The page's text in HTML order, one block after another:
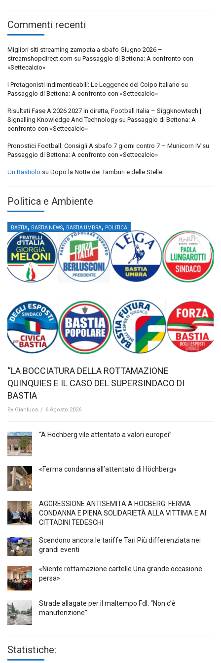
Commenti recenti
Migliori siti streaming zampata a sbafo Giugno 2026 –
streamshopdirect.com su Passaggio di Bettona: A confronto con
«Settecalcio»
I Protagonisti Indimenticabili: Le Leggende del Colpo Italiano su
Passaggio di Bettona: A confronto con «Settecalcio»
Risultati Fase A 2026 2027 in diretta, Football Italia – Siggknowtech |
Signalling Knowledge And Technology su Passaggio di Bettona: A
confronto con «Settecalcio»
Pronostici Football: Consigli A sbafo 7 giorni contro 7 – Municorn IV su
Passaggio di Bettona: A confronto con «Settecalcio»
Un Bastiolo su Dopo la Notte dei Tamburi e delle Stelle
Politica e Ambiente
BASTIA, BASTIA NEWS, BASTIA UMBRA, POLITICA
“LA BOCCIATURA DELLA ROTTAMAZIONE
QUINQUIES E IL CASO DEL SUPERSINDACO DI
BASTIA
By Gianluca / 6 Agosto 2026
“A Höchberg vile attentato a valori europei”
«Ferma condanna all’attentato di Höchberg»
AGGRESSIONE ANTISEMITA A HÖCBERG: FERMA
CONDANNA E PIENA SOLIDARIETÀ ALLA VITTIMA E AI
CITTADINI TEDESCHI
Scendono ancora le tariffe Tari Più differenziata nei
grandi eventi
«Niente rottamazione cartelle Una grande occasione
persa»
Strade allagate per il maltempo FdI: “Non c’è
manutenzione”
Statistiche: